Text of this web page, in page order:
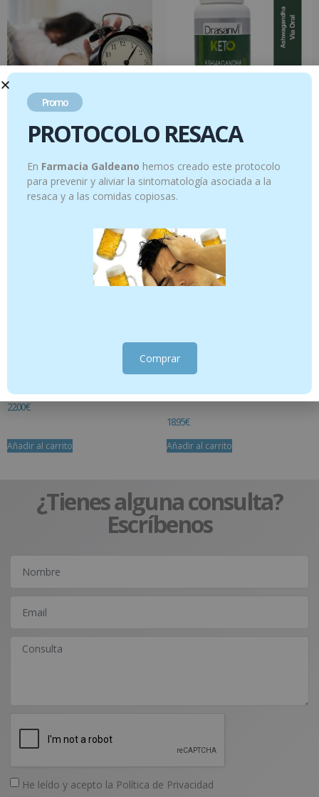
PROTOCOLO RITMO SUEÑO
Ver productos
Ashwagandha 60 Cápsulas
Añadir al carrito
22.00€
Añadir al carrito
– 150 ml
18.95€
Añadir al carrito
¿Tienes alguna consulta?
Escríbenos
He leído y acepto la Política de Privacidad
Promo
PROTOCOLO RESACA
En Farmacia Galdeano hemos creado este protocolo
para prevenir y aliviar la sintomatología asociada a la
resaca y a las comidas copiosas.
Comprar